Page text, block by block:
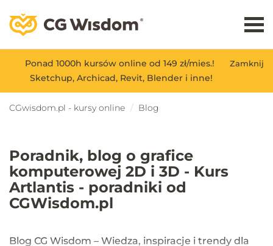
Zamknij
Ponad 1000h kursów online od 149 zł/mies.!
Sketchup, Archicad, Revit, Blender i inne!
CGwisdom.pl - kursy online Blog
Poradnik, blog o grafice
komputerowej 2D i 3D - Kurs
Artlantis - poradniki od
CGWisdom.pl
Blog CG Wisdom – Wiedza, inspiracje i trendy dla